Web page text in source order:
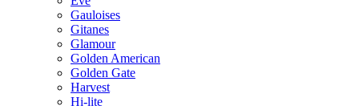
Gauloises
Gitanes
Glamour
Golden American
Golden Gate
Harvest
Hi-lite